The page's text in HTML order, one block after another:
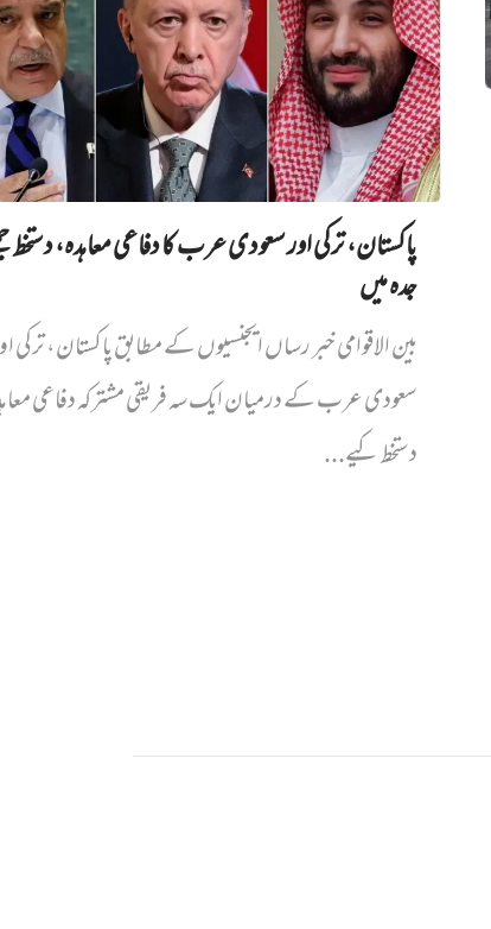
پاکستان، ترکی اور سعودی عرب کا دفاعی معاہدہ، دستخط
جدہ میں
بین الاقوامی خبر رساں ایجنسیوں کے مطابق پاکستان، ترکی
سعودی عرب کے درمیان ایک سہ فریقی مشترکہ دفاعی
دستخط کیے...